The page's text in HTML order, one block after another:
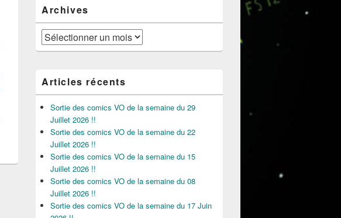
Archives
Archives
Articles récents
Sortie des comics VO de la semaine du 29
Juillet 2026 !!
Sortie des comics VO de la semaine du 22
Juillet 2026 !!
Sortie des comics VO de la semaine du 15
Juillet 2026 !!
Sortie des comics VO de la semaine du 08
Juillet 2026 !!
Sortie des comics VO de la semaine du 17 Juin